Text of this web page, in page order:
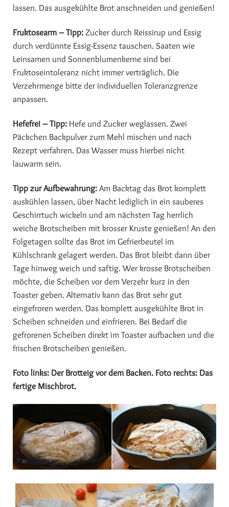
lassen. Das ausgekühlte Brot anschneiden und genießen!
Fruktosearm – Tipp: Zucker durch Reissirup und Essig
durch verdünnte Essig-Essenz tauschen. Saaten wie
Leinsamen und Sonnenblumenkerne sind bei
Fruktoseintoleranz nicht immer verträglich. Die
Verzehrmenge bitte der individuellen Toleranzgrenze
anpassen.
Hefefrei – Tipp: Hefe und Zucker weglassen. Zwei
Päckchen Backpulver zum Mehl mischen und nach
Rezept verfahren. Das Wasser muss hierbei nicht
lauwarm sein.
Tipp zur Aufbewahrung: Am Backtag das Brot komplett
auskühlen lassen, über Nacht lediglich in ein sauberes
Geschirrtuch wickeln und am nächsten Tag herrlich
weiche Brotscheiben mit krosser Kruste genießen! An den
Folgetagen sollte das Brot im Gefrierbeutel im
Kühlschrank gelagert werden. Das Brot bleibt dann über
Tage hinweg weich und saftig. Wer krosse Brotscheiben
möchte, die Scheiben vor dem Verzehr kurz in den
Toaster geben. Alternativ kann das Brot sehr gut
eingefroren werden. Das komplett ausgekühlte Brot in
Scheiben schneiden und einfrieren. Bei Bedarf die
gefrorenen Scheiben direkt im Toaster aufbacken und die
frischen Brotscheiben genießen.
Foto links: Der Brotteig vor dem Backen. Foto rechts: Das
fertige Mischbrot.